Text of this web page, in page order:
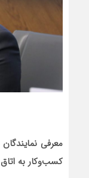
معرفی
کسب‌وکار به